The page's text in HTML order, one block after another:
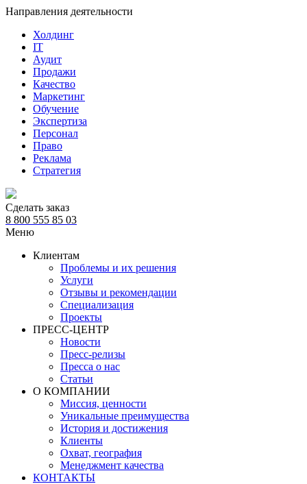
Направления деятельности
Холдинг
IT
Аудит
Продажи
Качество
Маркетинг
Обучение
Экспертиза
Персонал
Право
Реклама
Стратегия
Сделать заказ
8 800 555 85 03
Меню
Клиентам
Проблемы и их решения
Услуги
Отзывы и рекомендации
Специализация
Проекты
ПРЕСС-ЦЕНТР
Новости
Пресс-релизы
Пресса о нас
Статьи
О КОМПАНИИ
Миссия, ценности
Уникальные преимущества
История и достижения
Клиенты
Охват, география
Менеджмент качества
КОНТАКТЫ